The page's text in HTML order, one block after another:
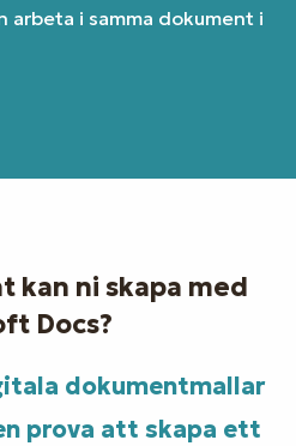
arbeta i samma dokument i
kan ni skapa med
Docs?
dokumentmallar
prova att skapa ett